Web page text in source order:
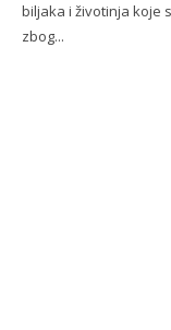
biljaka i životinja koje
zbog...